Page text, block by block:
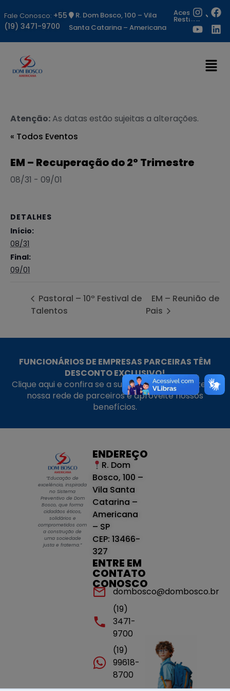
Fale Conosco: +55
(19) 3471-9700
R. Dom Bosco, 100 – Vila
Santa Catarina – Americana
Acesso
Restrito
Atenção:As datas estão sujeitas a alterações.
« Todos Eventos
EM – Recuperação do 2º Trimestre
08/31 - 09/01
DETALHES
Início:
08/31
Final:
09/01
Pastoral – 10º Festival de
Talentos
EM – Reunião de
Pais
FUNCIONÁRIOS DE EMPRESAS PARCEIRAS TÊM
DESCONTO EXCLUSIVO!
Clique aqui e confira se a sua empresa faz parte da
nossa rede de parceiros e aproveite nossos
benefícios.
“Educação de
excelência, inspirada
no Sistema
Preventivo de Dom
Bosco, que forma
cidadãos éticos,
solidários e
comprometidos com
a construção de
uma sociedade
justa e fraterna.”
ENDEREÇO
R. Dom
Bosco, 100 –
Vila Santa
Catarina –
Americana
– SP
CEP: 13466-
327
ENTRE EM
CONTATO
CONOSCO
dombosco@dombosco.br
(19)
3471-
9700
(19)
99618-
8700